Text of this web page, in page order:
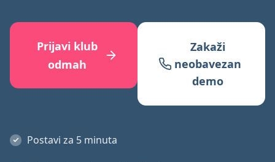
Prijavi klub
odmah
Zakaži
neobavezan
demo
Postavi za 5 minuta